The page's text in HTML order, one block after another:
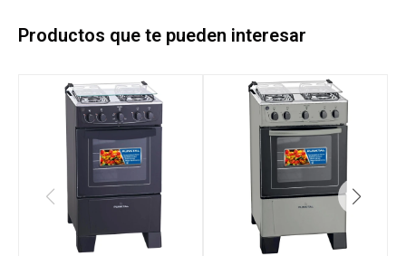
Productos que te pueden interesar